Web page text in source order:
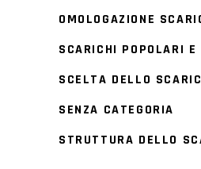
OMOLOGAZIONE
SCARICHI POPOLARI
SCELTA DELLO
SENZA CATEGORIA
STRUTTURA DELLO